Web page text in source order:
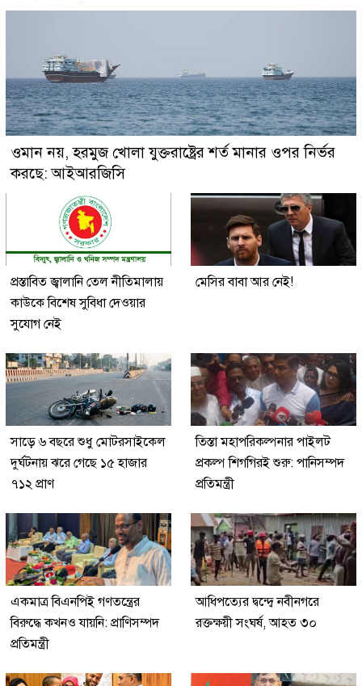
ওমান নয়, হরমুজ খোলা যুক্তরাষ্ট্রের শর্ত মানার ওপর নির্ভর
করছে: আইআরজিসি
প্রস্তাবিত জ্বালানি তেল নীতিমালায়
কাউকে বিশেষ সুবিধা দেওয়ার
সুযোগ নেই
মেসির বাবা আর নেই!
সাড়ে ৬ বছরে শুধু মোটরসাইকেল
দুর্ঘটনায় ঝরে গেছে ১৫ হাজার
৭১২ প্রাণ
তিস্তা মহাপরিকল্পনার পাইলট
প্রকল্প শিগগিরই শুরু: পানিসম্পদ
প্রতিমন্ত্রী
একমাত্র বিএনপিই গণতন্ত্রের
বিরুদ্ধে কখনও যায়নি: প্রাণিসম্পদ
প্রতিমন্ত্রী
আধিপত্যের দ্বন্দ্বে নবীনগরে
রক্তক্ষয়ী সংঘর্ষ, আহত ৩০